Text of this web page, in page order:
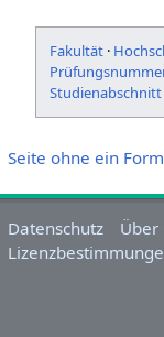
Fakultät ·
Studienabschnitt
Seite ohne ein
Datenschutz
Über